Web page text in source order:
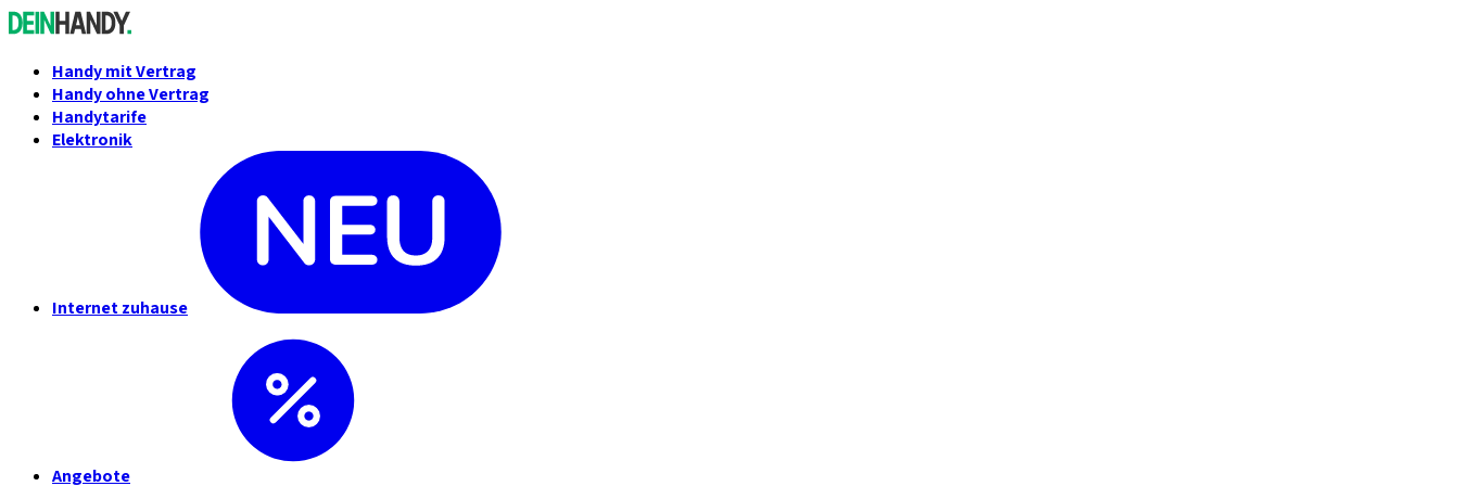
Handy mit Vertrag
Handy ohne Vertrag
Handytarife
Elektronik
Internet zuhause
Angebote